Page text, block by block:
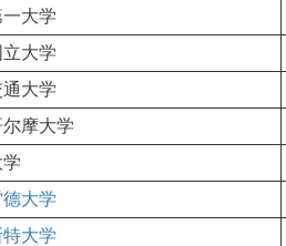
大学
大学
通大学
摩大学
大学
大学